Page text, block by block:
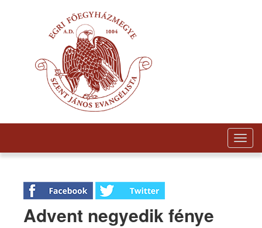
Advent negyedik fénye